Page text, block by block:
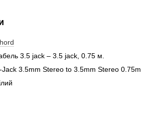
3.5 jack – 3.5 jack, 0.75 м.
Jack 3.5mm Stereo to 3.5mm Stereo 0.75m